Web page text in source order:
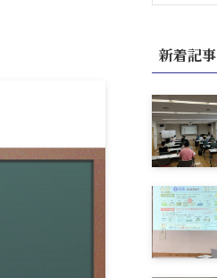
新着記事